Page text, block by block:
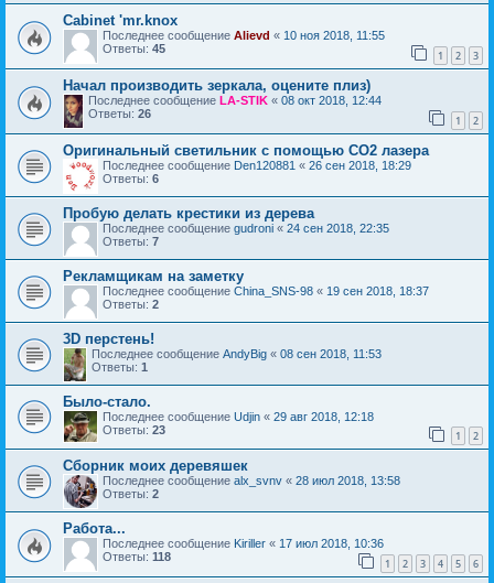
Cabinet 'mr.knox
Последнее сообщение Alievd « 10 ноя 2018, 11:55
Ответы: 45 1 2 3
Начал производить зеркала, оцените плиз)
Последнее сообщение LA-STIK « 08 окт 2018, 12:44
Ответы: 26 1 2
Оригинальный светильник с помощью CO2 лазера
Последнее сообщение Den120881 « 26 сен 2018, 18:29
Ответы: 6
Пробую делать крестики из дерева
Последнее сообщение gudroni « 24 сен 2018, 22:35
Ответы: 7
Рекламщикам на заметку
Последнее сообщение China_SNS-98 « 19 сен 2018, 18:37
Ответы: 2
3D перстень!
Последнее сообщение AndyBig « 08 сен 2018, 11:53
Ответы: 1
Было-стало.
Последнее сообщение Udjin « 29 авг 2018, 12:18
Ответы: 23 1 2
Сборник моих деревяшек
Последнее сообщение alx_svnv « 28 июл 2018, 13:58
Ответы: 2
Работа...
Последнее сообщение Kiriller « 17 июл 2018, 10:36
Ответы: 118 1 2 3 4 5 6